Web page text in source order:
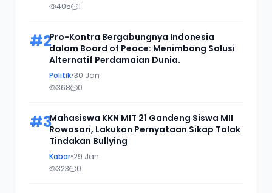
405
1
#2Pro-Kontra Bergabungnya Indonesia
dalam Board of Peace: Menimbang Solusi
Alternatif Perdamaian Dunia.
Politik•30 Jan
368
0
#3Mahasiswa KKN MIT 21 Gandeng Siswa MII
Rowosari, Lakukan Pernyataan Sikap Tolak
Tindakan Bullying
Kabar•29 Jan
323
0